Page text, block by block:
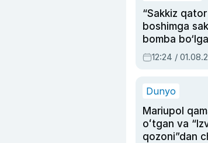
“Sakkiz qator
boshimga
bomba
Oripovni
ayblovlardan
12:24 /
Dunyo
Mariupol
oʻtgan va
qozoni”dan